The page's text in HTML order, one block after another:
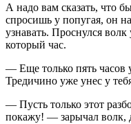
А надо вам сказать, что
спросишь у попугая, он
узнавать. Проснулся
который час.
— Еще только пять часов
Тредичино уже унес у
— Пусть только этот
покажу! — зарычал волк,